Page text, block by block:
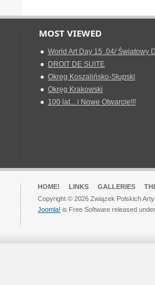
MOST VIEWED
World Art Day 15 .04/ Światowy
DROIT DE SUITE
Okreg Koszalińsko-Słupski
Okręg Krakowski
100 lat... i Nowe Otwarcie!!!
HOME! LINKS GALLERIES
Copyright © 2026 Związek Polskich
Joomla! is Free Software released